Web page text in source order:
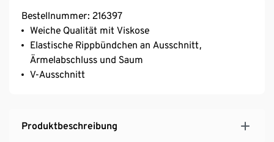
Bestellnummer: 216397
Weiche Qualität mit Viskose
Elastische Rippbündchen an Ausschnitt,
Ärmelabschluss und Saum
V-Ausschnitt
Produktbeschreibung